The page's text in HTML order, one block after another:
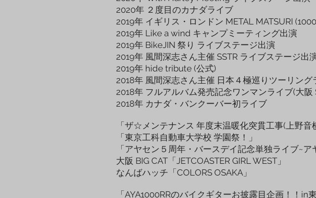
2020年 ２度目のカナダライブ
2019年 イギリス・ロンドン METAL MATSURI
2019年 Like a wind キャンプミーティング出演
2019年 BikeJIN 祭り ライブステージ出演
2019年 風間深志さん主催 SSTR ライブステージ出
2019年 hide tribute (公式)
2018年 風間深志さん主催 日本４極巡りツーリン
2018年 フルアルバム発売記念ワンマンライブ(大阪
2018年 カナダ・バンクーバー初ライブ
「ザ☆メンテナンス 年度末温暖化突貫工事(上野音
「東京工科自動車大学校 学園祭！」
「アヤセン５周年・バースデイ記念単独ライブ~
大阪 BIG CAT「JETCOASTER GIRL WEST」
なんばハッチ「COLORS OSAKA」
「AYA1000RRのバイクギターお披露目企画！！in東